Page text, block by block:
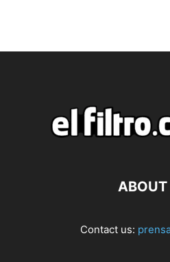
ABOUT
Contact us: